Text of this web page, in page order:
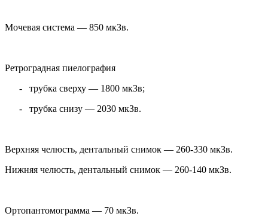
Мочевая система — 850 мкЗв.
Ретроградная пиелография
-
трубка сверху — 1800 мкЗв;
-
трубка снизу — 2030 мкЗв.
Верхняя челюсть, дентальный снимок — 260-330 мкЗв.
Нижняя челюсть, дентальный снимок — 260-140 мкЗв.
Ортопантомограмма — 70 мкЗв.